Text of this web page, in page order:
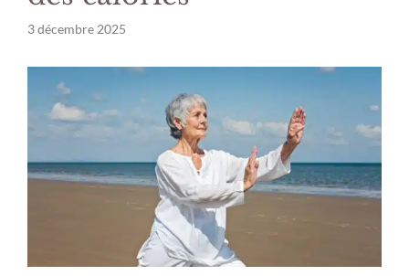
3 décembre 2025